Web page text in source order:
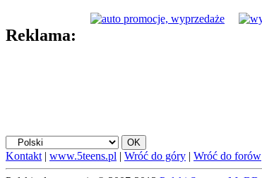
Reklama:
Kontakt | www.5teens.pl | Wróć do góry | Wróć do forów